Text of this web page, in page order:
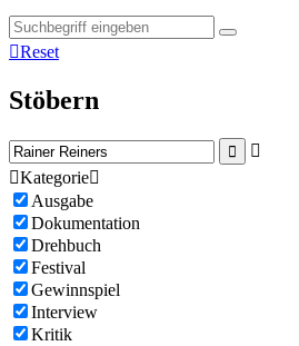
Reset
Stöbern


Kategorie
Ausgabe
Dokumentation
Drehbuch
Festival
Gewinnspiel
Interview
Kritik